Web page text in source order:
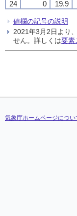
24
0 19.9
値欄の記号の説明
2021年3月2日より
せん。詳しくは要素
気象庁ホームページについ